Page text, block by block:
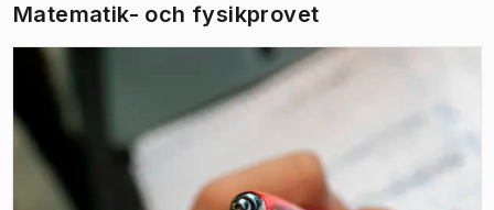
ansökningsperioder och hur du ansöker.
Matematik- och fysikprovet
Öppnas i ny flik